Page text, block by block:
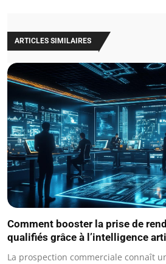
ARTICLES SIMILAIRES
Comment booster la prise de
qualifiés grâce à l’intelligence
La prospection commerciale connaît